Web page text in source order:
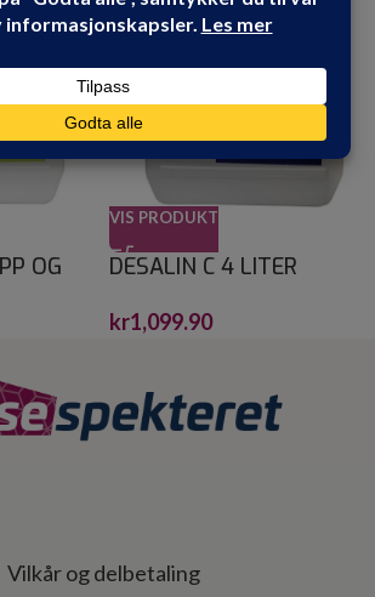
OG
VIS PRODUKT
DESALIN C 4 LITER
kr1,099.90
Vilkår og delbetaling